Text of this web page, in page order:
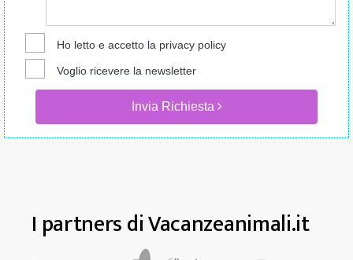
Ho letto e accetto la privacy policy
Voglio ricevere la newsletter
Invia Richiesta
I partners di Vacanzeanimali.it